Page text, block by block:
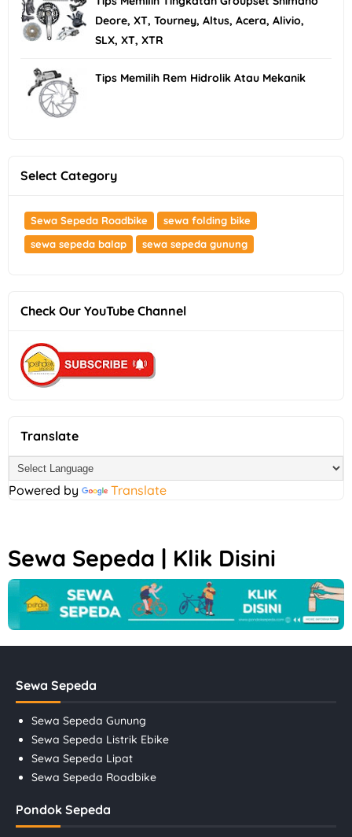
Deore, XT, Tourney, Altus, Acera, Alivio,
SLX, XT, XTR
Tips Memilih Rem Hidrolik Atau Mekanik
Select Category
Sewa Sepeda Roadbike
sewa folding bike
sewa sepeda balap
sewa sepeda gunung
Check Our YouTube Channel
Translate
Powered by Translate
Sewa Sepeda | Klik Disini
Sewa Sepeda
Sewa Sepeda Gunung
Sewa Sepeda Listrik Ebike
Sewa Sepeda Lipat
Sewa Sepeda Roadbike
Pondok Sepeda